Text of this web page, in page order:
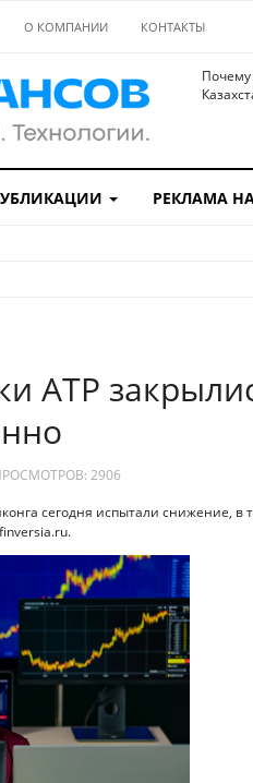
О КОМПАНИИ КОНТАКТЫ
Почему
РЕКЛАМА
АТР
2906
сегодня испытали снижение,